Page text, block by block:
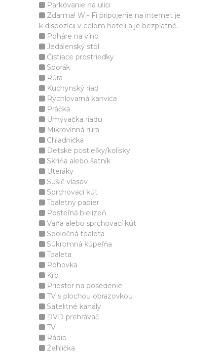
Parkovanie na ulici
Zdarma! Wi- Fi pripojenie na internet je
k dispozícii v celom hoteli a je bezplatné.
Poháre na víno
Jedálenský stôl
Čistiace prostriedky
Sporák
Rúra
Kuchynský riad
Rýchlovarná kanvica
Práčka
Umývačka riadu
Mikrovlnná rúra
Chladnička
Detské postieľky/kolísky
Skriňa alebo šatník
Uteráky
Sušič vlasov
Sprchovací kút
Toaletný papier
Posteľná bielizeň
Vaňa alebo sprchovací kút
Spoločná toaleta
Súkromná kúpeľňa
Toaleta
Pohovka
Krb
Priestor na posedenie
TV s plochou obrazovkou
Satelitné kanály
DVD prehrávač
TV
Rádio
Žehlička